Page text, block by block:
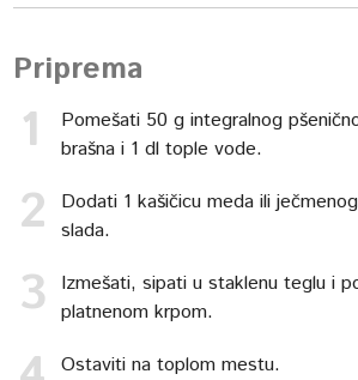
Priprema
Pomešati 50 g integralnog
brašna i 1 dl tople vode.
Dodati 1 kašičicu meda ili ječmenog
slada.
Izmešati, sipati u staklenu teglu i
platnenom krpom.
Ostaviti na toplom mestu.